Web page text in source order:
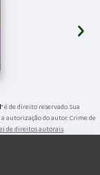
›
" é de direito reservado. Sua
autorização do autor. Crime de
de direitos autorais.